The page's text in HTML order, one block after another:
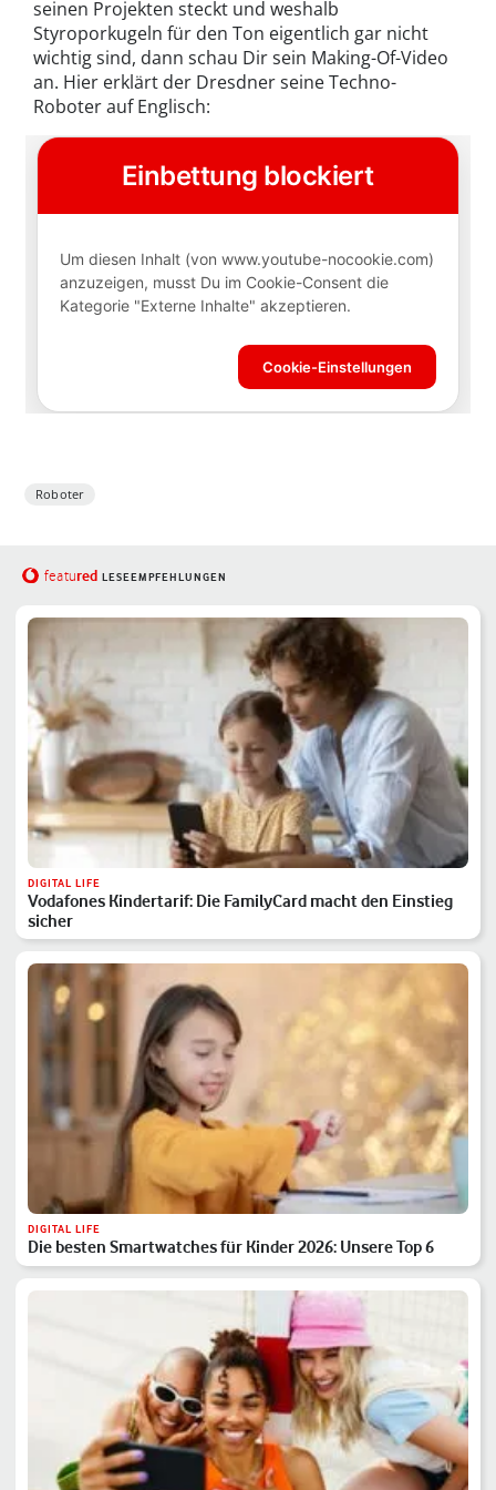
seinen Projekten steckt und weshalb
Styroporkugeln für den Ton eigentlich gar nicht
wichtig sind, dann schau Dir sein Making-Of-Video
an. Hier erklärt der Dresdner seine Techno-
Roboter auf Englisch:
Roboter
featured LESEEMPFEHLUNGEN
DIGITAL LIFE
Vodafones Kindertarif: Die FamilyCard macht den Einstieg
sicher
DIGITAL LIFE
Die besten Smartwatches für Kinder 2026: Unsere Top 6